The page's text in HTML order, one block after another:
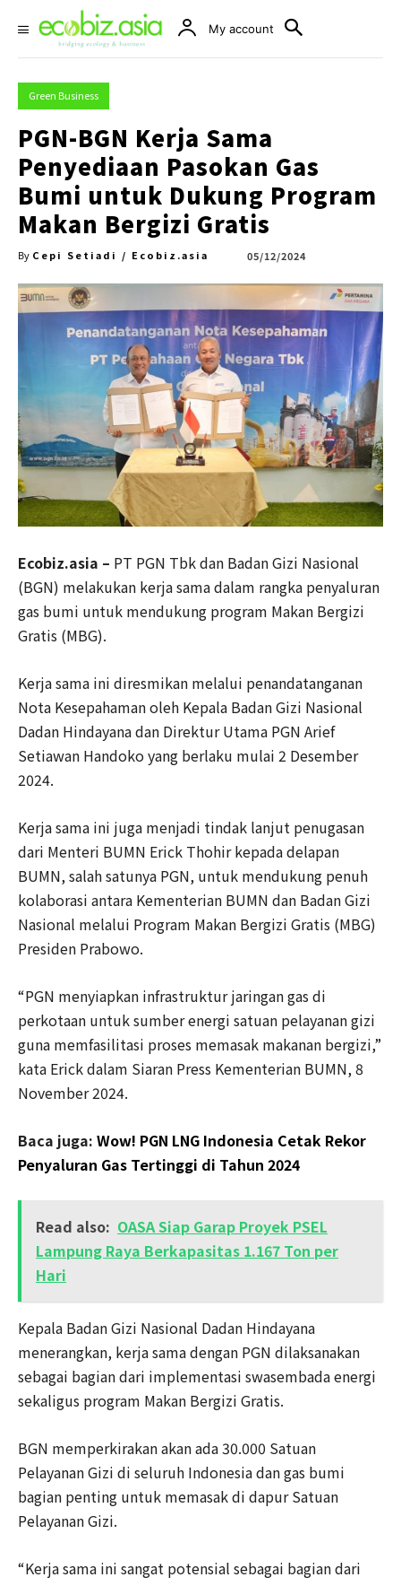
My account
Green Business
PGN-BGN Kerja Sama
Penyediaan Pasokan Gas
Bumi untuk Dukung Program
Makan Bergizi Gratis
By Cepi Setiadi / Ecobiz.asia 05/12/2024
Ecobiz.asia – PT PGN Tbk dan Badan Gizi Nasional
(BGN) melakukan kerja sama dalam rangka penyaluran
gas bumi untuk mendukung program Makan Bergizi
Gratis (MBG).
Kerja sama ini diresmikan melalui penandatanganan
Nota Kesepahaman oleh Kepala Badan Gizi Nasional
Dadan Hindayana dan Direktur Utama PGN Arief
Setiawan Handoko yang berlaku mulai 2 Desember
2024.
Kerja sama ini juga menjadi tindak lanjut penugasan
dari Menteri BUMN Erick Thohir kepada delapan
BUMN, salah satunya PGN, untuk mendukung penuh
kolaborasi antara Kementerian BUMN dan Badan Gizi
Nasional melalui Program Makan Bergizi Gratis (MBG)
Presiden Prabowo.
“PGN menyiapkan infrastruktur jaringan gas di
perkotaan untuk sumber energi satuan pelayanan gizi
guna memfasilitasi proses memasak makanan bergizi,”
kata Erick dalam Siaran Press Kementerian BUMN, 8
November 2024.
Baca juga: Wow! PGN LNG Indonesia Cetak Rekor
Penyaluran Gas Tertinggi di Tahun 2024
Read also: OASA Siap Garap Proyek PSEL
Lampung Raya Berkapasitas 1.167 Ton per
Hari
Kepala Badan Gizi Nasional Dadan Hindayana
menerangkan, kerja sama dengan PGN dilaksanakan
sebagai bagian dari implementasi swasembada energi
sekaligus program Makan Bergizi Gratis.
BGN memperkirakan akan ada 30.000 Satuan
Pelayanan Gizi di seluruh Indonesia dan gas bumi
bagian penting untuk memasak di dapur Satuan
Pelayanan Gizi.
“Kerja sama ini sangat potensial sebagai bagian dari